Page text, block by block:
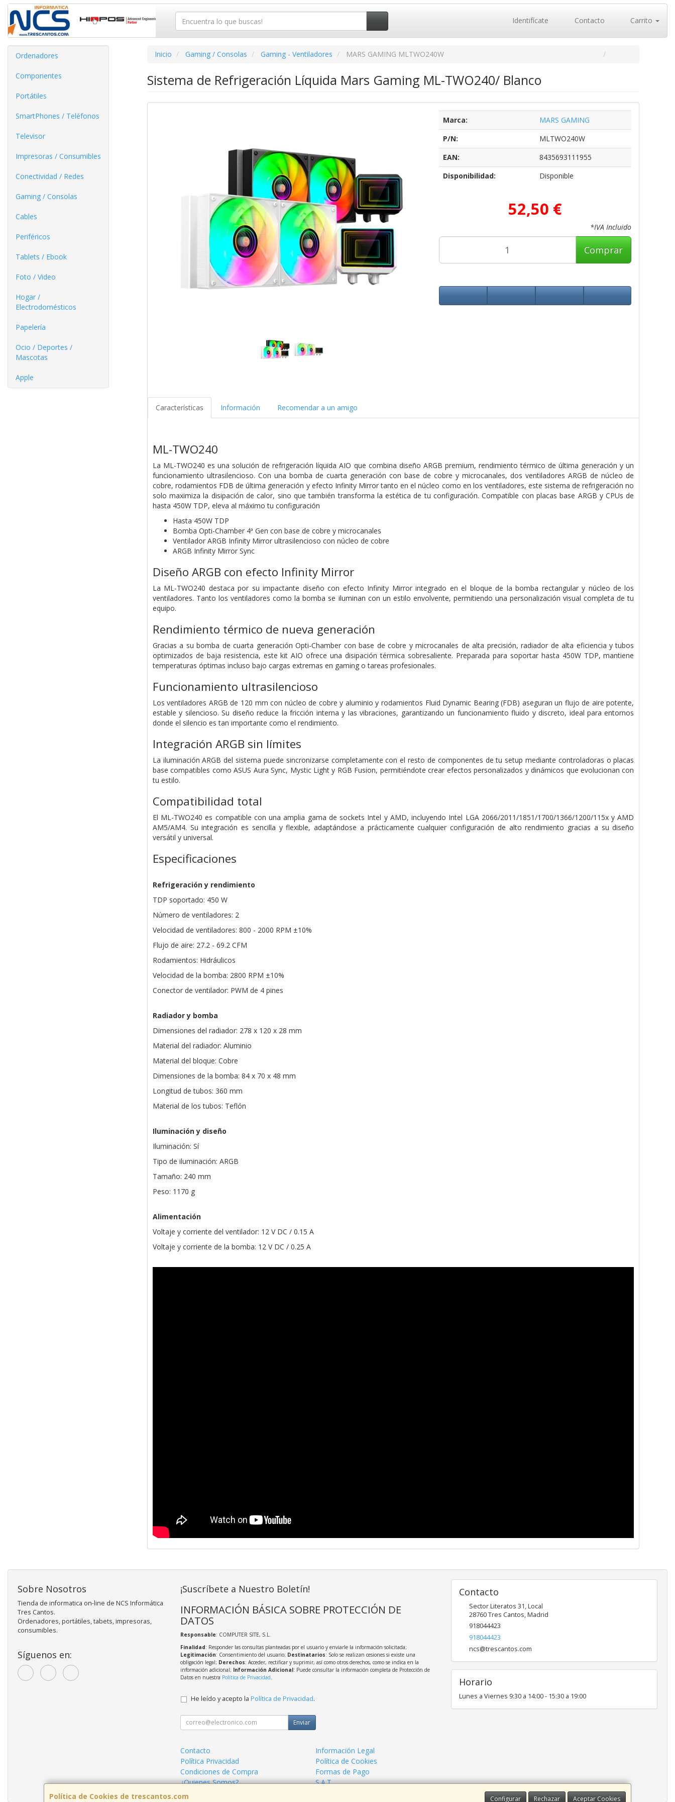
Identifícate Contacto Carrito
Ordenadores
Componentes
Portátiles
SmartPhones / Teléfonos
Televisor
Impresoras / Consumibles
Conectividad / Redes
Gaming / Consolas
Cables
Periféricos
Tablets / Ebook
Foto / Video
Hogar /
Electrodomésticos
Papelería
Ocio / Deportes /
Mascotas
Apple
Inicio Gaming / Consolas Gaming - Ventiladores MARS GAMING MLTWO240W
Sistema de Refrigeración Líquida Mars Gaming ML-TWO240/ Blanco
Marca:
MARS GAMING
P/N:
MLTWO240W
EAN:
8435693111955
Disponibilidad:
Disponible
52,50 €
*IVA Incluido
Comprar
Características Información Recomendar a un amigo
ML-TWO240
La ML-TWO240 es una solución de refrigeración líquida AIO que combina diseño ARGB premium, rendimiento térmico de última generación y un
funcionamiento ultrasilencioso. Con una bomba de cuarta generación con base de cobre y microcanales, dos ventiladores ARGB de núcleo de
cobre, rodamientos FDB de última generación y efecto Infinity Mirror tanto en el núcleo como en los ventiladores, este sistema de refrigeración no
solo maximiza la disipación de calor, sino que también transforma la estética de tu configuración. Compatible con placas base ARGB y CPUs de
hasta 450W TDP, eleva al máximo tu configuración
Hasta 450W TDP
Bomba Opti-Chamber 4ª Gen con base de cobre y microcanales
Ventilador ARGB Infinity Mirror ultrasilencioso con núcleo de cobre
ARGB Infinity Mirror Sync
Diseño ARGB con efecto Infinity Mirror
La ML-TWO240 destaca por su impactante diseño con efecto Infinity Mirror integrado en el bloque de la bomba rectangular y núcleo de los
ventiladores. Tanto los ventiladores como la bomba se iluminan con un estilo envolvente, permitiendo una personalización visual completa de tu
equipo.
Rendimiento térmico de nueva generación
Gracias a su bomba de cuarta generación Opti-Chamber con base de cobre y microcanales de alta precisión, radiador de alta eficiencia y tubos
optimizados de baja resistencia, este kit AIO ofrece una disipación térmica sobresaliente. Preparada para soportar hasta 450W TDP, mantiene
temperaturas óptimas incluso bajo cargas extremas en gaming o tareas profesionales.
Funcionamiento ultrasilencioso
Los ventiladores ARGB de 120 mm con núcleo de cobre y aluminio y rodamientos Fluid Dynamic Bearing (FDB) aseguran un flujo de aire potente,
estable y silencioso. Su diseño reduce la fricción interna y las vibraciones, garantizando un funcionamiento fluido y discreto, ideal para entornos
donde el silencio es tan importante como el rendimiento.
Integración ARGB sin límites
La iluminación ARGB del sistema puede sincronizarse completamente con el resto de componentes de tu setup mediante controladoras o placas
base compatibles como ASUS Aura Sync, Mystic Light y RGB Fusion, permitiéndote crear efectos personalizados y dinámicos que evolucionan con
tu estilo.
Compatibilidad total
El ML-TWO240 es compatible con una amplia gama de sockets Intel y AMD, incluyendo Intel LGA 2066/2011/1851/1700/1366/1200/115x y AMD
AM5/AM4. Su integración es sencilla y flexible, adaptándose a prácticamente cualquier configuración de alto rendimiento gracias a su diseño
versátil y universal.
Especificaciones
Refrigeración y rendimiento
TDP soportado: 450 W
Número de ventiladores: 2
Velocidad de ventiladores: 800 - 2000 RPM ±10%
Flujo de aire: 27.2 - 69.2 CFM
Rodamientos: Hidráulicos
Velocidad de la bomba: 2800 RPM ±10%
Conector de ventilador: PWM de 4 pines
Radiador y bomba
Dimensiones del radiador: 278 x 120 x 28 mm
Material del radiador: Aluminio
Material del bloque: Cobre
Dimensiones de la bomba: 84 x 70 x 48 mm
Longitud de tubos: 360 mm
Material de los tubos: Teflón
Iluminación y diseño
Iluminación: Sí
Tipo de iluminación: ARGB
Tamaño: 240 mm
Peso: 1170 g
Alimentación
Voltaje y corriente del ventilador: 12 V DC / 0.15 A
Voltaje y corriente de la bomba: 12 V DC / 0.25 A
Política de Cookies de trescantos.com Configurar Rechazar Aceptar Cookies
Sobre Nosotros
Tienda de informatica on-line de NCS Informática
Tres Cantos.
Ordenadores, portátiles, tabets, impresoras,
consumibles.
Síguenos en:
¡Suscríbete a Nuestro Boletín!
INFORMACIÓN BÁSICA SOBRE PROTECCIÓN DE
DATOS
Responsable: COMPUTER SITE, S.L.
Finalidad: Responder las consultas planteadas por el usuario y enviarle la información solicitada;
Legitimación: Consentimiento del usuario; Destinatarios: Solo se realizan cesiones si existe una
obligación legal; Derechos: Acceder, rectificar y suprimir, así como otros derechos, como se indica en la
información adicional; Información Adicional: Puede consultar la información completa de Protección de
Datos en nuestra Política de Privacidad
He leído y acepto la Política de Privacidad.
Enviar
Contacto
Información Legal
Política Privacidad
Política de Cookies
Condiciones de Compra
Formas de Pago
¿Quienes Somos?
S.A.T.
Contacto
Sector Literatos 31, Local
28760Tres Cantos,Madrid
918044423
918044423
ncs@trescantos.com
Horario
Lunes a Viernes 9:30 a 14:00 - 15:30 a 19:00